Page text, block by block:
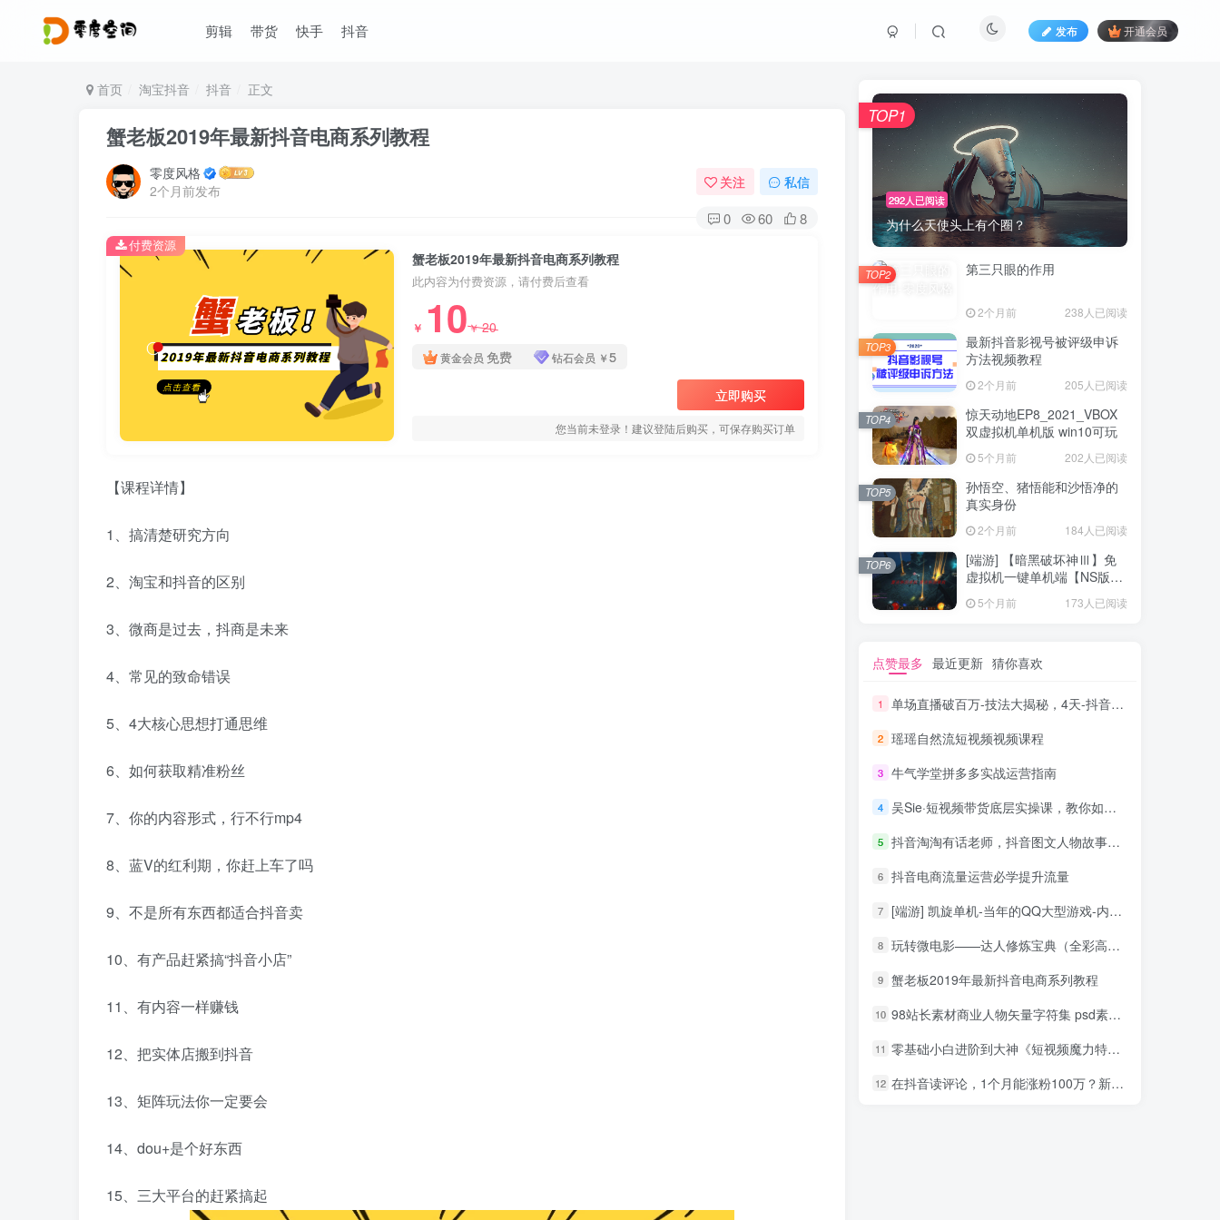
剪辑 带货 快手 抖音 发布 开通会员
首页 淘宝抖音 抖音 正文
蟹老板2019年最新抖音电商系列教程
零度风格
2个月前发布
关注 私信
0 60 8
蟹老板2019年最新抖音电商系列教程
此内容为付费资源，请付费后查看
￥ 10￥20
黄金会员 免费 钻石会员 ￥5
立即购买
您当前未登录！建议登陆后购买，可保存购买订单
付费资源
【课程详情】
1、搞清楚研究方向
2、淘宝和抖音的区别
3、微商是过去，抖商是未来
4、常见的致命错误
5、4大核心思想打通思维
6、如何获取精准粉丝
7、你的内容形式，行不行mp4
8、蓝V的红利期，你赶上车了吗
9、不是所有东西都适合抖音卖
10、有产品赶紧搞“抖音小店”
11、有内容一样赚钱
12、把实体店搬到抖音
13、矩阵玩法你一定要会
14、dou+是个好东西
15、三大平台的赶紧搞起
292人已阅读
为什么天使头上有个圈？
TOP1
第三只眼的作用
2个月前 238人已阅读
TOP2
最新抖音影视号被评级申诉
方法视频教程
2个月前 205人已阅读
TOP3
惊天动地EP8_2021_VBOX
双虚拟机单机版 win10可玩
5个月前 202人已阅读
TOP4
孙悟空、猪悟能和沙悟净的
真实身份
2个月前 184人已阅读
TOP5
[端游] 【暗黑破坏神Ⅲ】免
虚拟机一键单机端【NS版
5个月前 173人已阅读
TOP6
点赞最多 最近更新 猜你喜欢
1 单场直播破百万-技法大揭秘，4天-抖音直播电商实战训练营
2 瑶瑶自然流短视频视频课程
3 牛气学堂拼多多实战运营指南
4 吴Sie·短视频带货底层实操课，教你如何选爆品、了解获短视频流量密码，正确起号
5 抖音淘淘有话老师，抖音图文人物故事音乐任务实操短视频运营课程，手把手教你玩转音乐
6 抖音电商流量运营必学提升流量
7 [端游] 凯旋单机-当年的QQ大型游戏-内含游戏图片，架设教程
8 玩转微电影——达人修炼宝典（全彩高清带目录）_网赚教程
9 蟹老板2019年最新抖音电商系列教程
10 98站长素材商业人物矢量字符集 psd素材下载
11 零基础小白进阶到大神《短视频魔力特训营》定位-运营-引流-变现
12 在抖音读评论，1个月能涨粉100万？新的财富密码